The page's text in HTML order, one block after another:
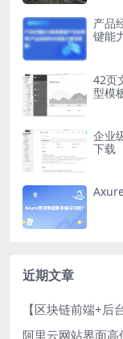
产品
键能
42页
型模
企业
下载
近期文章
【区块链前端+
阿里云网站界面